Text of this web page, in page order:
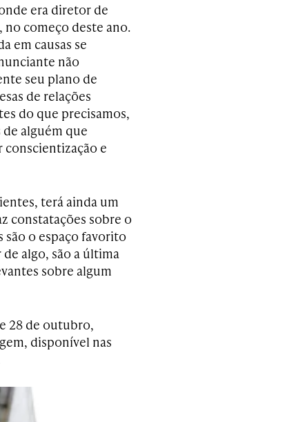
era diretor de
começo deste ano.
em causas se
não
seu plano de
de relações
do que precisamos,
alguém que
conscientização e
terá ainda um
constatações sobre o
são o espaço favorito
algo, são a última
sobre algum
28 de outubro,
disponível nas